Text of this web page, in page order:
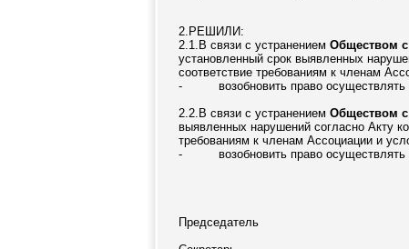
2.РЕШИЛИ:
2.1.В связи с устранением Обществом с
установленный срок выявленных
соответствие требованиям к членам
- возобновить право осуществлять
2.2.В связи с устранением Обществом с
выявленных нарушений согласно Акту
требованиям к членам Ассоциации и
- возобновить право осуществлять
Председатель